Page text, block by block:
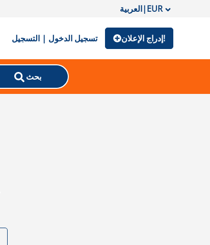
العربية|EUR
تسجيل الدخول | التسجيل إدراج الإعلان!
بحث